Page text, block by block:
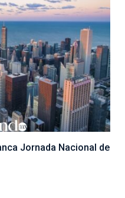
Jornada Nacional de